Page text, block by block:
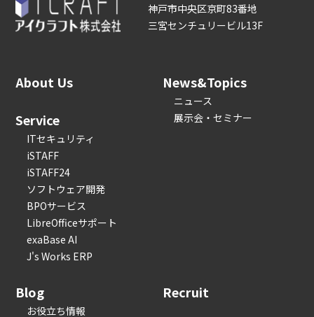
神戸市中央区京町83番地
三宮センチュリービル13F
About Us
Service
ITセキュリティ
iSTAFF
iSTAFF24
ソフトウェア開発
BPOサービス
LibreOfficeサポート
exaBase AI
J's Works ERP
News&Topics
ニュース
展示会・セミナー
Blog
お役立ち情報
Recruit